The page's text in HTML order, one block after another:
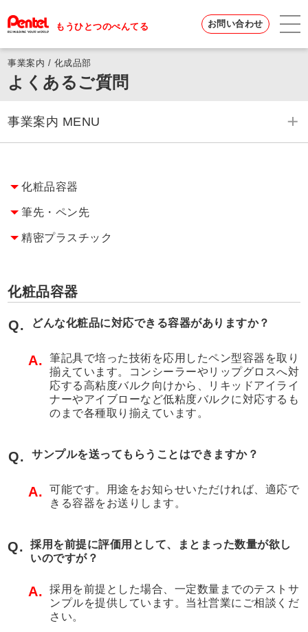
もうひとつのぺんてる お問い合わせ
事業案内 / 化成品部
よくあるご質問
事業案内 MENU
化成品部
化粧品容器
筆先・ペン先
精密プラスチック
化粧品容器
Q. どんな化粧品に対応できる容器がありますか？
A.
筆記具で培った技術を応用したペン型容器を取り
揃えています。コンシーラーやリップグロスへ対
応する高粘度バルク向けから、リキッドアイライ
ナーやアイブローなど低粘度バルクに対応するも
のまで各種取り揃えています。
Q. サンプルを送ってもらうことはできますか？
A.
可能です。用途をお知らせいただければ、適応で
きる容器をお送りします。
Q.
採用を前提に評価用として、まとまった数量が欲し
いのですが？
A.
採用を前提とした場合、一定数量までのテストサ
ンプルを提供しています。当社営業にご相談くだ
さい。